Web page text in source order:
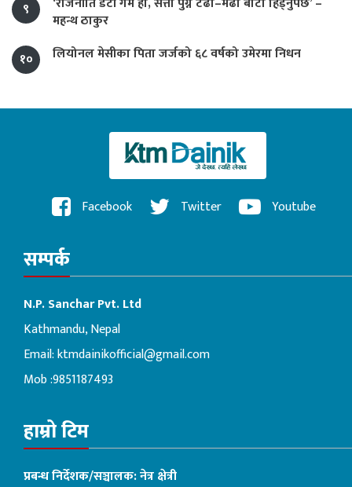
९
महन्थ ठाकुर
१०
लियोनल मेसीका पिता जर्जको ६८ वर्षको उमेरमा निधन
Facebook Twitter Youtube
सम्पर्क
N.P. Sanchar Pvt. Ltd
Kathmandu, Nepal
Email:ktmdainikofficial@gmail.com
Mob :9851187493
हाम्रो टिम
प्रबन्ध निर्देशक/सञ्चालक: नेत्र क्षेत्री